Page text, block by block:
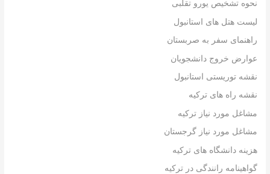
نحوه تشخیص یورو تقلبی
لیست هتل های استانبول
راهنمای سفر به صربستان
عوارض خروج دانشجویان
نقشه توریستی استانبول
نقشه راه های ترکیه
مشاغل مورد نیاز ترکیه
مشاغل مورد نیاز گرجستان
هزینه دانشگاه های ترکیه
گواهینامه رانندگی در ترکیه